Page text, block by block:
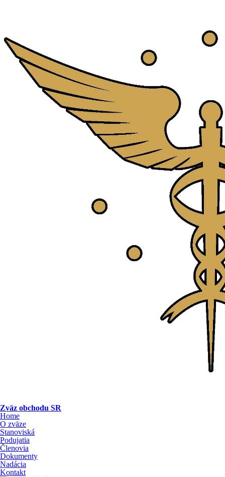
Zväz obchodu SR
Home
O zväze
Stanoviská
Podujatia
Členovia
Dokumenty
Nadácia
Kontakt